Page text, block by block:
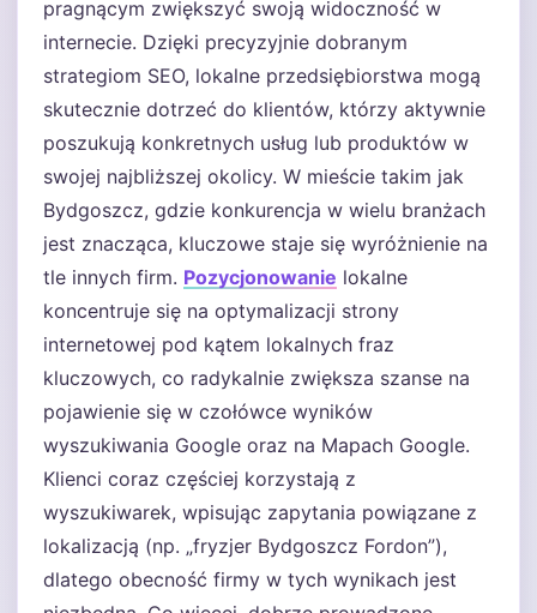
pragnącym zwiększyć swoją widoczność w
internecie. Dzięki precyzyjnie dobranym
strategiom SEO, lokalne przedsiębiorstwa mogą
skutecznie dotrzeć do klientów, którzy aktywnie
poszukują konkretnych usług lub produktów w
swojej najbliższej okolicy. W mieście takim jak
Bydgoszcz, gdzie konkurencja w wielu branżach
jest znacząca, kluczowe staje się wyróżnienie na
tle innych firm. Pozycjonowanie lokalne
koncentruje się na optymalizacji strony
internetowej pod kątem lokalnych fraz
kluczowych, co radykalnie zwiększa szanse na
pojawienie się w czołówce wyników
wyszukiwania Google oraz na Mapach Google.
Klienci coraz częściej korzystają z
wyszukiwarek, wpisując zapytania powiązane z
lokalizacją (np. „fryzjer Bydgoszcz Fordon”),
dlatego obecność firmy w tych wynikach jest